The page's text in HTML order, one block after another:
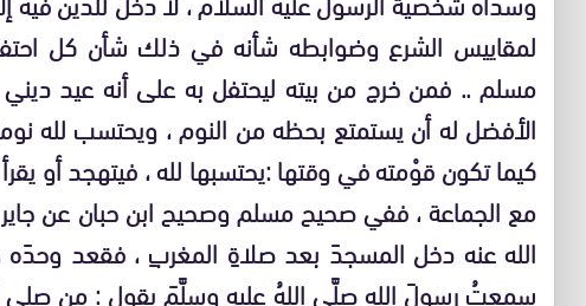
لمقاييس الشرع وضوابطه شأنه في ذلك شأن كل
مسلم .. فمن خرج من بيته ليحتفل به على أنه عيد ديني
الأفضل له أن يستمتع بحظه من النوم ، ويحتسب لله
كيما تكون قوْمته في وقتها :يحتسبها لله ، فيتهجد أو
مع الجماعة ، ففي صحيح مسلم وصحيح ابن حبان عن
الله عنه دخل المسجدَ بعد صلاةِ المغربِ ، فقعد وحدَه
سمعتُ رسولَ اللهِ صلَّى اللهُ عليهِ وسلَّمَ يقول : من